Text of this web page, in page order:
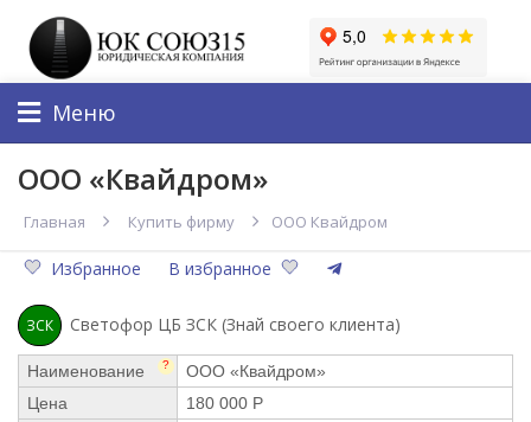
Меню
ООО «Квайдром»
Главная Купить фирму ООО Квайдром
Избранное В избранное
ЗСК Светофор ЦБ ЗСК (Знай своего клиента)
Наименование ?
ООО «Квайдром»
Цена
180 000 Р